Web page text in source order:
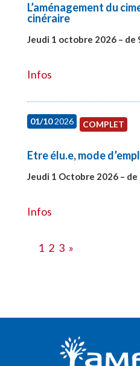
L’aménagement du
cinéraire
Jeudi 1 octobre 2026 – de
Infos
01/102026 COMPLET
Etre élu.e, mode
Jeudi 1 Octobre 2026 –
Infos
1 2 3 »